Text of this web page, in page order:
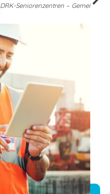
DRK-Seniorenzentren –